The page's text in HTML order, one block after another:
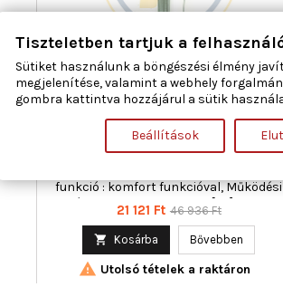
AC ROLCAR 01.1903 ABLAKEMELŐ BAL
ELSŐ FIAT LANCIA
Ajtók száma : 4, Beépítési oldal : bal
Kiegészítő cikk/kiegészítő info :
funkció : komfort funkcióval, Működési
mód : elektromos, Tömeg [kg] : 0,586
Ár
21 121 Ft Normál
46 936 Ft
 Kosárba Bővebben
 Utolsó tételek a raktáron
Tiszteletben tartjuk a
Sütiket használunk a böngészési élmény
megjelenítése, valamint a webhely
gombra kattintva hozzájárul a sütik
Beállítások